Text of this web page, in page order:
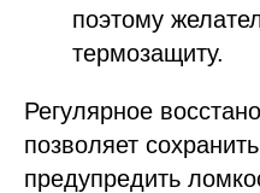
поэтому
термозащиту.
Регулярное
позволяет
предупредить